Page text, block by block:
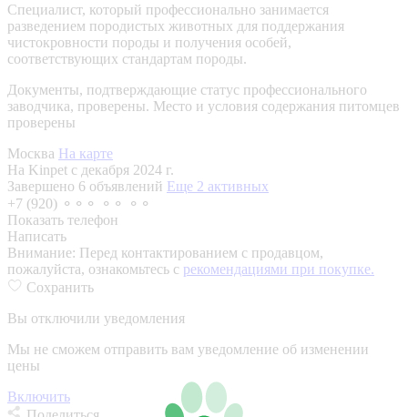
Специалист, который профессионально занимается
разведением породистых животных для поддержания
чистокровности породы и получения особей,
соответствующих стандартам породы.
Документы, подтверждающие статус профессионального
заводчика, проверены. Место и условия содержания питомцев
проверены
Москва На карте
На Kinpet c декабря 2024 г.
Завершено 6 объявлений Еще 2 активных
+7 (920) ⚬⚬⚬ ⚬⚬ ⚬⚬
Показать телефон
Написать
Внимание: Перед контактированием с продавцом,
пожалуйста, ознакомьтесь с рекомендациями при покупке.
Сохранить
Вы отключили уведомления
Мы не сможем отправить вам уведомление об изменении
цены
Включить